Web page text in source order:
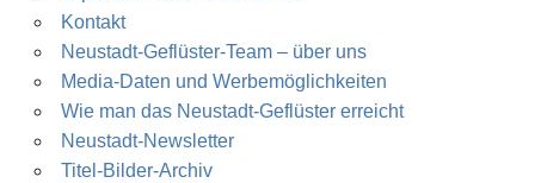
Kontakt
Neustadt-Geflüster-Team – über uns
Media-Daten und Werbemöglichkeiten
Wie man das Neustadt-Geflüster erreicht
Neustadt-Newsletter
Titel-Bilder-Archiv